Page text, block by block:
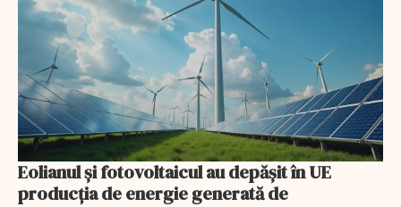
Eolianul și fotovoltaicul au depășit în UE
producția de energie generată de